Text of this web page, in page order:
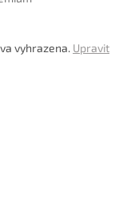
vyhrazena. Upravit